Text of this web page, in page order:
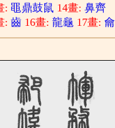
:黽鼎鼓鼠 14畫:鼻齊
:齒 16畫:龍龜 17畫:龠